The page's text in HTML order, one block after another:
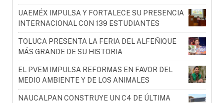
UAEMÉX IMPULSA Y FORTALECE SU PRESENCIA
INTERNACIONAL CON 139 ESTUDIANTES
TOLUCA PRESENTA LA FERIA DEL ALFEÑIQUE
MÁS GRANDE DE SU HISTORIA
EL PVEM IMPULSA REFORMAS EN FAVOR DEL
MEDIO AMBIENTE Y DE LOS ANIMALES
NAUCALPAN CONSTRUYE UN C4 DE ÚLTIMA